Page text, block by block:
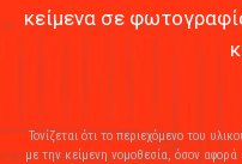
κείμενα σε
Τονίζεται ότι το περιεχόμενο του
με την κείμενη νομοθεσία, όσον